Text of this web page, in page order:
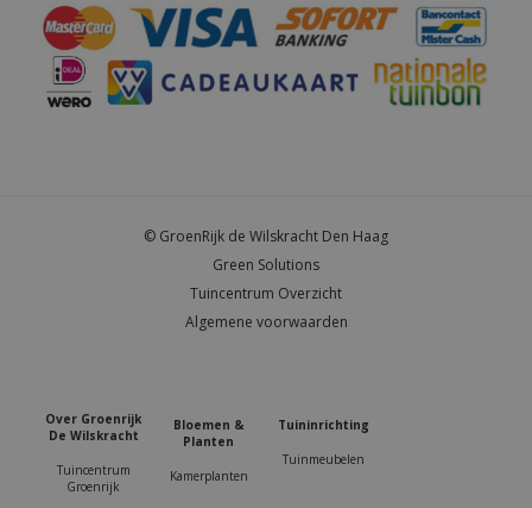
© GroenRijk de Wilskracht Den Haag
Green Solutions
Tuincentrum Overzicht
Algemene voorwaarden
Over Groenrijk
De Wilskracht
Tuincentrum
Groenrijk
Bloemen &
Planten
Kamerplanten
Tuininrichting
Tuinmeubelen